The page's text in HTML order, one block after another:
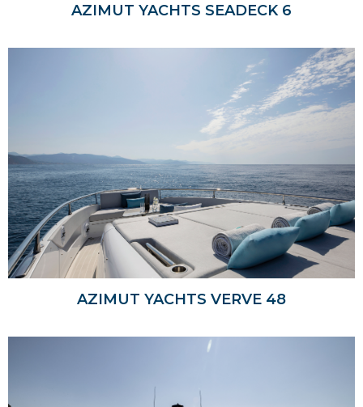
AZIMUT YACHTS SEADECK 6
AZIMUT YACHTS VERVE 48